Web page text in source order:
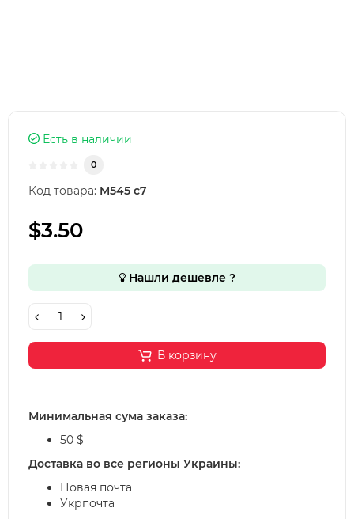
Есть в наличии
0
Код товара: M545 с7
$3.50
Нашли дешевле ?
В корзину
Минимальная сума заказа:
50 $
Доставка во все регионы Украины:
Новая почта
Укрпочта